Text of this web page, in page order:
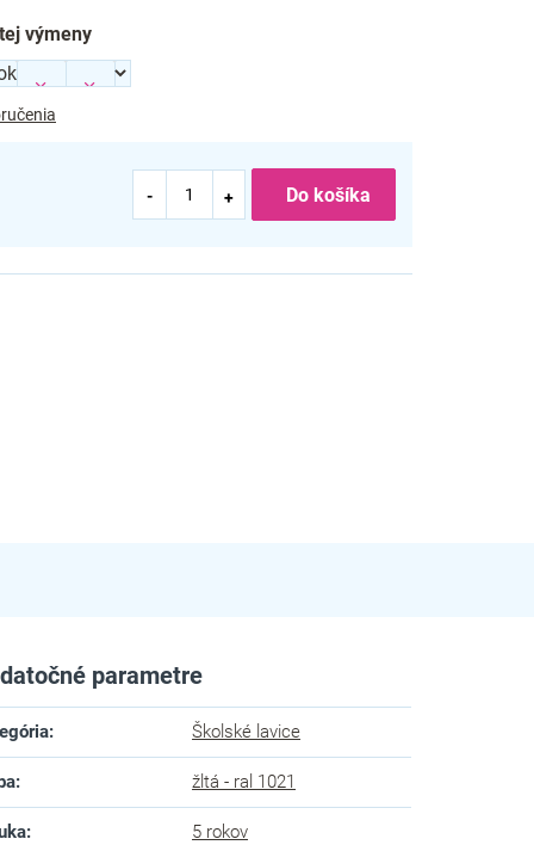
výmeny
Do košíka
parametre
: Školské lavice
: žltá - ral 1021
: 5 rokov